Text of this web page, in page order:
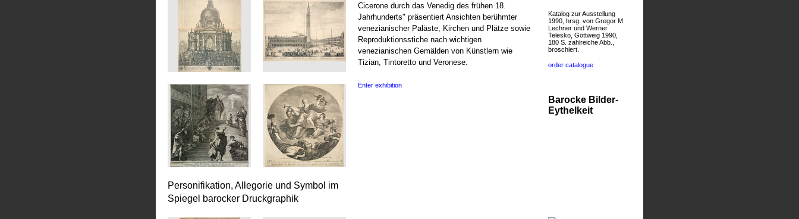
Cicerone durch das Venedig des frühen 18.
Jahrhunderts" präsentiert Ansichten berühmter
venezianischer Paläste, Kirchen und Plätze sowie
Reproduktionsstiche nach wichtigen
venezianischen Gemälden von Künstlern wie
Tizian, Tintoretto und Veronese.
Enter exhibition
Katalog zur Ausstellung
1990, hrsg. von Gregor M.
Lechner und Werner
Telesko, Göttweig 1990,
180 S. zahlreiche Abb.,
broschiert.
order catalogue
Barocke Bilder-
Eythelkeit
Personifikation, Allegorie und Symbol im
Spiegel barocker Druckgraphik